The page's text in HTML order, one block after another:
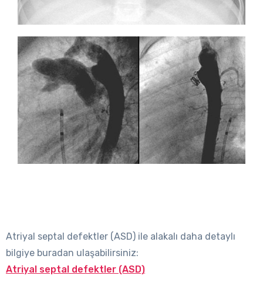
Atriyal septal defektler (ASD) ile alakalı daha detaylı
bilgiye buradan ulaşabilirsiniz:
Atriyal septal defektler (ASD)